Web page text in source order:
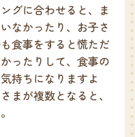
グに合わせると、ま
なかったり、お子さ
食事をすると慌ただ
ったりして、食事の
持ちになりますよ
まが複数となると、